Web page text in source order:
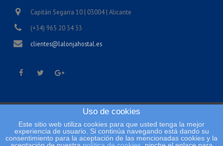
Capitán Segarra 10 | 03004 | Alicante
(+34) 965 20 34 33
clientes@lalonjahostal.es
Condiciones legales
Política de cookies
Uso de cookies
Este sitio web utiliza cookies para que usted tenga la mejor
experiencia de usuario. Si continúa navegando está dando su
consentimiento para la aceptación de las mencionadas cookies y la